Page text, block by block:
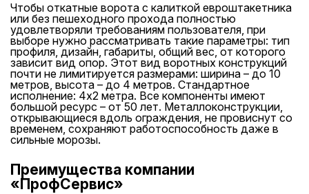
Чтобы откатные ворота с калиткой евроштакетника
или без пешеходного прохода полностью
удовлетворяли требованиям пользователя, при
выборе нужно рассматривать такие параметры: тип
профиля, дизайн, габариты, общий вес, от которого
зависит вид опор. Этот вид воротных конструкций
почти не лимитируется размерами: ширина – до 10
метров, высота – до 4 метров. Стандартное
исполнение: 4х2 метра. Все компоненты имеют
большой ресурс – от 50 лет. Металлоконструкции,
открывающиеся вдоль ограждения, не провиснут со
временем, сохраняют работоспособность даже в
сильные морозы.
Преимущества компании
«ПрофСервис»